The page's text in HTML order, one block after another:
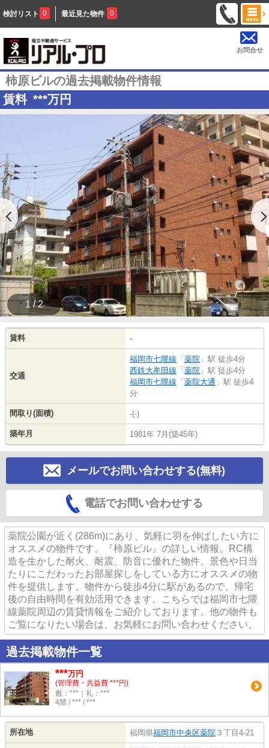
検討リスト 0 最近見た物件 0
お問合せ
柿原ビルの過去掲載物件情報
賃料 ***万円
1 / 2
賃料 -
交通
福岡市七隈線 「 薬院 」駅 徒歩4分
西鉄大牟田線 「 薬院 」駅 徒歩4分
福岡市七隈線 「 薬院大通 」駅 徒歩4
分
間取り(面積) -(-)
築年月 1981年 7月(築45年)
メールでお問い合わせする(無料)
電話でお問い合わせする
薬院公園が近く(286m)にあり、気軽に羽を伸ばしたい方に
オススメの物件です。『柿原ビル』の詳しい情報。RC構
造を生かした耐火、耐震、防音に優れた物件。景色や日当
たりにこだわったお部屋探しをしている方にオススメの物
件を提供します。物件から徒歩4分に駅があるので、帰宅
後の自由時間を有効活用できます。こちらでは福岡市七隈
線薬院周辺の賃貸情報をご紹介しております。他の物件も
ご覧になりたい場合は、お気軽にお問い合わせください。
過去掲載物件一覧
***万円
(管理費・共益費 ***円)
敷：***｜礼：***
4階 / *** / ***
所在地 福岡県福岡市中央区薬院 ３丁目4-21